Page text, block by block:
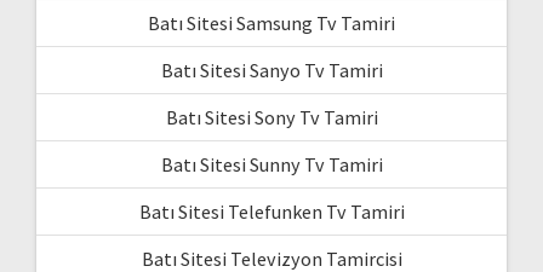
Batı Sitesi Samsung Tv Tamiri
Batı Sitesi Sanyo Tv Tamiri
Batı Sitesi Sony Tv Tamiri
Batı Sitesi Sunny Tv Tamiri
Batı Sitesi Telefunken Tv Tamiri
Batı Sitesi Televizyon Tamircisi